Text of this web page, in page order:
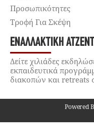
Προσωπικότητες
Τροφή Για Σκέψη
ΕΝΑΛΛΑΚΤΙΚΉ
Δείτε χιλιάδες
εκπαιδευτικά
διακοπών και retreats
Powered